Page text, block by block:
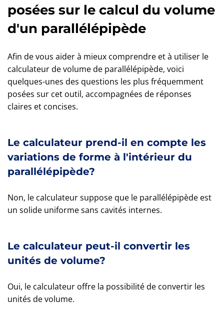
posées sur le calcul du volume
d'un parallélépipède
Afin de vous aider à mieux comprendre et à utiliser le
calculateur de volume de parallélépipède, voici
quelques-unes des questions les plus fréquemment
posées sur cet outil, accompagnées de réponses
claires et concises.
Le calculateur prend-il en compte les
variations de forme à l'intérieur du
parallélépipède?
Non, le calculateur suppose que le parallélépipède est
un solide uniforme sans cavités internes.
Le calculateur peut-il convertir les
unités de volume?
Oui, le calculateur offre la possibilité de convertir les
unités de volume.